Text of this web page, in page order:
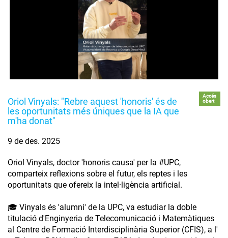
Oriol Vinyals: "Rebre aquest 'honoris' és de
les oportunitats més úniques que la IA que
m'ha donat"
Accés
obert
9 de des. 2025
Oriol Vinyals, doctor 'honoris causa' per la #UPC,
comparteix reflexions sobre el futur, els reptes i les
oportunitats que ofereix la intel·ligència artificial.
🎓 Vinyals és 'alumni' de la UPC, va estudiar la doble
titulació d'Enginyeria de Telecomunicació i Matemàtiques
al Centre de Formació Interdisciplinària Superior (CFIS), a l'